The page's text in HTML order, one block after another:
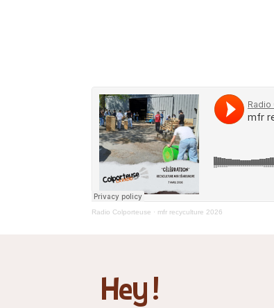
Radio Colporteuse · mfr recyculture 2026
Hey !